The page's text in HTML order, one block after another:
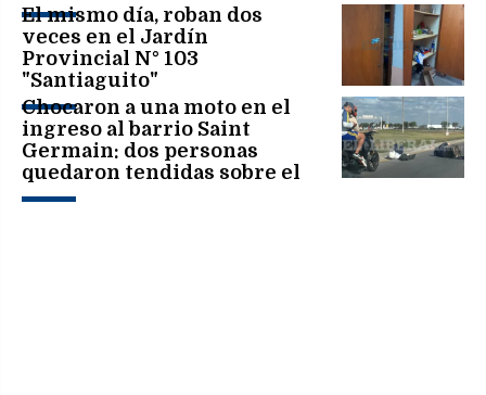
El mismo día, roban dos
veces en el Jardín
Provincial N° 103
"Santiaguito"
Chocaron a una moto en el
ingreso al barrio Saint
Germain: dos personas
quedaron tendidas sobre el
asfalto